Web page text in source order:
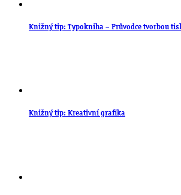
Knižný tip: Typokniha – Průvodce tvorbou
Knižný tip: Kreativní grafika